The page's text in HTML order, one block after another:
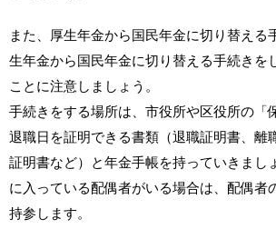
また、厚生年金から国民年金に切り替える
生年金から国民年金に切り替える手続きを
ことに注意しましょう。
手続きをする場所は、市役所や区役所の「
退職日を証明できる書類（退職証明書、離
証明書など）と年金手帳を持っていきまし
に入っている配偶者がいる場合は、配偶者
持参します。